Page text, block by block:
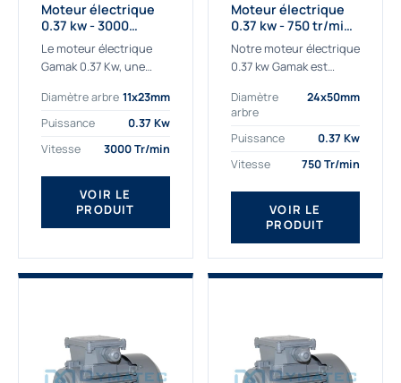
Moteur électrique
0.37 kw - 3000
Tr/min - 230/400v -
Taille 63 - IE2
Le moteur électrique
Gamak 0.37 Kw, une
adaptée à tous types
de machines. Le
triphasé 0.37Kw Gamak
à...
Diamètre arbre 11x23mm
Puissance
0.37 Kw
Vitesse
3000 Tr/min
VOIR LE
PRODUIT
Moteur électrique
0.37 kw - 750 tr/min -
230/400V - IE2
Notre moteur électrique
0.37 kw Gamak est
aux applications
sévères. Nous
déterminons,
fournissons
des moteurs
asynchrones depuis de
nombreuses années....
Diamètre
arbre
24x50mm
Puissance
0.37 Kw
Vitesse
750 Tr/min
VOIR LE
PRODUIT